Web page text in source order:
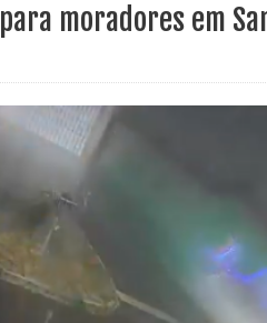
em Samambaia
sobre Arruda e lidera
1,5 mil detentos no DF
de Samambaia oferece 806
etanol altera dinâmica dos
do Padre Lucas de
moradores em